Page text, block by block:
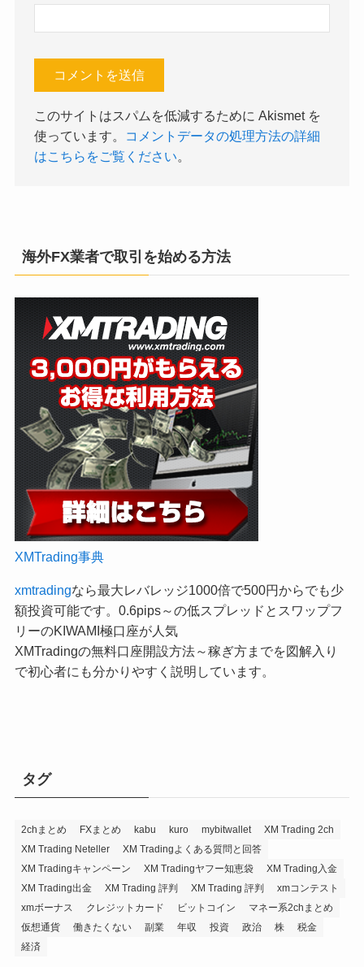
このサイトはスパムを低減するために Akismet を
使っています。
コメントデータの処理方法の詳細
はこちらをご覧ください
海外FX業者で取引を始める方法
XMTrading事典
xmtradingなら最大レバレッジ1000倍で500円からでも少
額投資可能です。0.6pips～の低スプレッドとスワップフ
リーのKIWAMI極口座が人気
XMTradingの無料口座開設方法～稼ぎ方までを図解入り
で初心者にも分かりやすく説明しています。
タグ
2chまとめ FXまとめ kabu kuro mybitwallet
XM Trading 2ch
XM Trading Neteller
XM Tradingよくある質問と回答
XM Tradingキャンペーン
XM Tradingヤフー知恵袋
XM Trading入金
XM Trading出金
XM Trading 評判 XM Trading 評判
xmコンテスト
xmボーナス
クレジットカード ビットコイン
マネー系2chまとめ
仮想通貨
働きたくない 副業 年収 投資 政治 株
税金
経済